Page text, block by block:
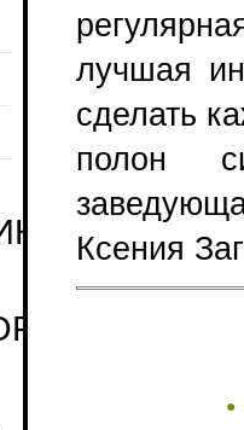
лучшая
сделать
полон
Ксения